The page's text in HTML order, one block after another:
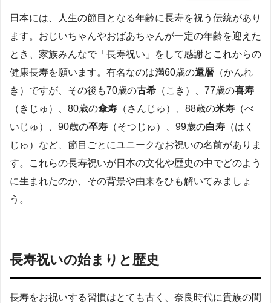
日本には、人生の節目となる年齢に長寿を祝う伝統があり
ます。おじいちゃんやおばあちゃんが一定の年齢を迎えた
とき、家族みんなで「長寿祝い」をして感謝とこれからの
健康長寿を願います。有名なのは満60歳の還暦 （かんれ
き）ですが、その後も70歳の古希 （こき）、77歳の喜寿
（きじゅ）、80歳の傘寿 （さんじゅ）、88歳の米寿 （べ
いじゅ）、90歳の卒寿 （そつじゅ）、99歳の白寿 （はく
じゅ）など、節目ごとにユニークなお祝いの名前がありま
す。これらの長寿祝いが日本の文化や歴史の中でどのよう
に生まれたのか、その背景や由来をひも解いてみましょ
う。
長寿祝いの始まりと歴史
長寿をお祝いする習慣はとても古く、奈良時代に貴族の間